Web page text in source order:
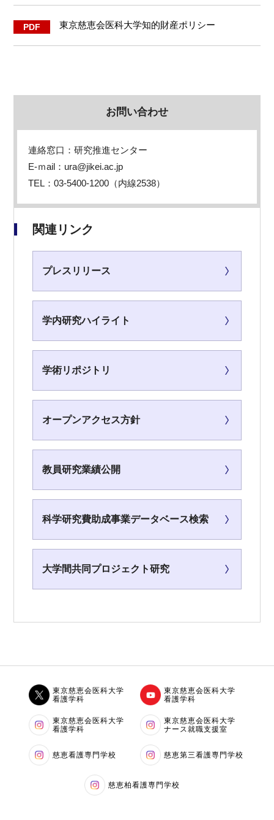
東京慈恵会医科大学知的財産ポリシー
お問い合わせ
連絡窓口：研究推進センター
E-ｍail：ura@jikei.ac.jp
TEL：03-5400-1200（内線2538）
関連リンク
プレスリリース
学内研究ハイライト
学術リポジトリ
オープンアクセス方針
教員研究業績公開
科学研究費助成事業データベース検索
大学間共同プロジェクト研究
東京慈恵会医科大学
看護学科
東京慈恵会医科大学
看護学科
東京慈恵会医科大学
看護学科
東京慈恵会医科大学
ナース就職支援室
慈恵看護専門学校 慈恵第三看護専門学校
慈恵柏看護専門学校